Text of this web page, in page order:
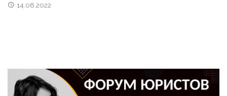
14.08.2022